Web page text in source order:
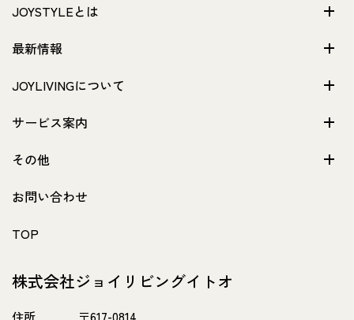
JOYSTYLEとは
最新情報
JOYLIVINGについて
サービス案内
その他
お問い合わせ
TOP
株式会社ジョイリビングイトオ
住所 〒617-0814